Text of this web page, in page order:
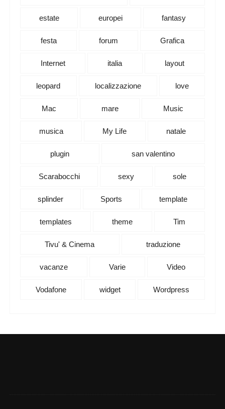
estate europei fantasy
festa forum Grafica
Internet italia layout
leopard localizzazione love
Mac mare Music
musica My Life natale
plugin san valentino
Scarabocchi sexy sole
splinder Sports template
templates theme Tim
Tivu' & Cinema traduzione
vacanze Varie Video
Vodafone widget Wordpress